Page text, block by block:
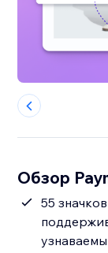
Обзор
55